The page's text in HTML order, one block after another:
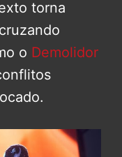
torna
o Demolidor